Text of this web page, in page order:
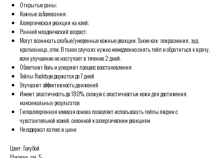
Открытые раны;
Кожные заболевания;
Аллергическая реакция на клей;
Ранний младенческий возраст;
Могут возникать слабые/умеренные кожные реакции. Такие как: покраснения, зуд,
крапивница, отек. В таких случаях нужно немедленно снять тейп и обратиться к врачу,
если улучшение не наступает в течение 2 дней.
Облегчают боль и ускоряют процесс восстановления
Тейпы Rocktape держатся до 7 дней
Улучшают эффективность движений
Имеют эластичность до 180%, схожую с эластичностью кожи для достижения
максимальных результатов
Гипоаллергенная клеевая основа позволяет использовать тейпы людям с
чувствительной кожей, склонной к аллергическим реакциям
Не содержат латекс и цинк
Цвет: Голубой